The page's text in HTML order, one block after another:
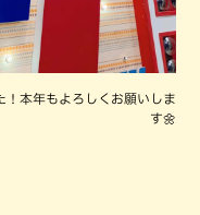
本年もよろしくお願いしま
す🌼